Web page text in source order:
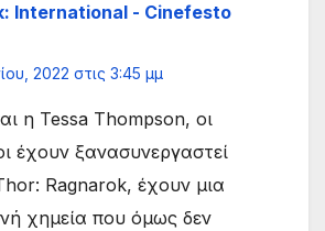
International - Cinefesto
2022 στις 3:45 μμ
η Tessa Thompson, οι
έχουν ξανασυνεργαστεί
Ragnarok, έχουν μια
χημεία που όμως δεν